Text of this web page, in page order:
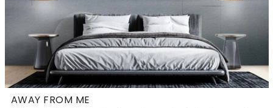
AWAY FROM ME